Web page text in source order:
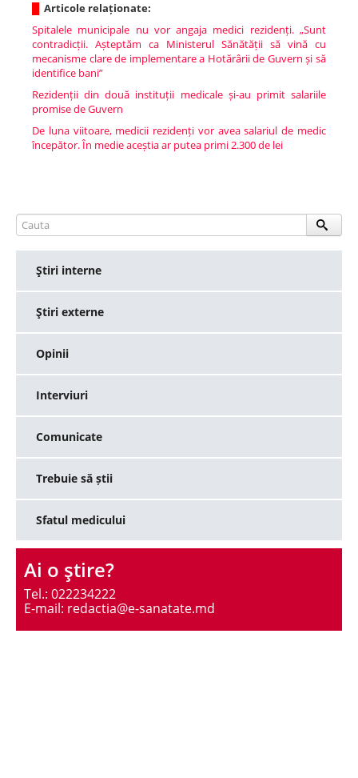
Articole relaționate:
Spitalele municipale nu vor angaja medici rezidenți. „Sunt
contradicții. Așteptăm ca Ministerul Sănătății să vină cu
mecanisme clare de implementare a Hotărârii de Guvern și să
identifice bani”
Rezidenții din două instituții medicale și-au primit salariile
promise de Guvern
De luna viitoare, medicii rezidenți vor avea salariul de medic
începător. În medie aceștia ar putea primi 2.300 de lei
Ştiri interne
Ştiri externe
Opinii
Interviuri
Comunicate
Trebuie să știi
Sfatul medicului
Ai o ştire?
Tel.: 022234222
E-mail: redactia@e-sanatate.md